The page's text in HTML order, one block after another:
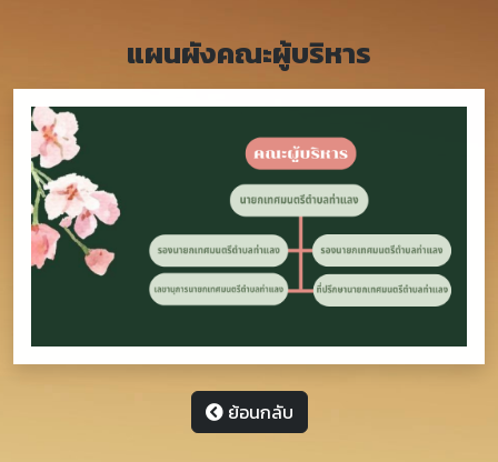
แผนผังคณะผู้บริหาร
ย้อนกลับ